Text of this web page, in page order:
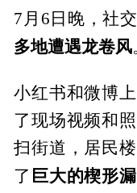
7月6日晚，社
多地遭遇龙卷风
小红书和微博
了现场视频和
扫街道，居民
了 巨大的楔形